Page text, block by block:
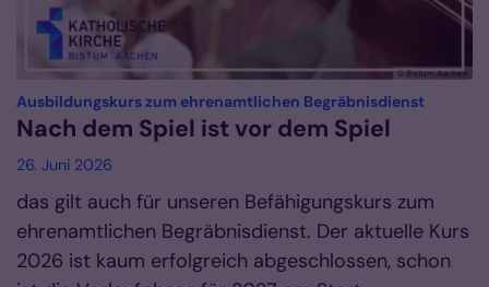
© Bistum Aachen
Ausbildungskurs zum ehrenamtlichen Begräbnisdienst:
Nach dem Spiel ist vor dem Spiel
26. Juni 2026
das gilt auch für unseren Befähigungskurs zum
ehrenamtlichen Begräbnisdienst. Der aktuelle Kurs
2026 ist kaum erfolgreich abgeschlossen, schon